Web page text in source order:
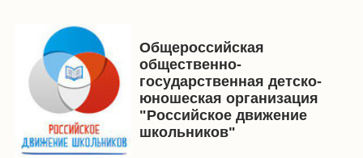
Общероссийская
общественно-
государственная детско-
юношеская организация
"Российское движение
школьников"